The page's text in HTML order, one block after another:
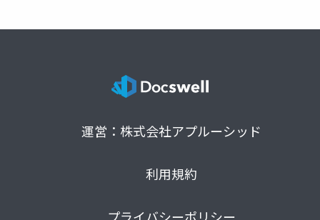
運営：株式会社アプルーシッド
利用規約
プライバシーポリシー